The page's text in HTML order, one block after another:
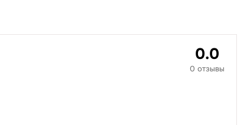
0.0
0 отзывы